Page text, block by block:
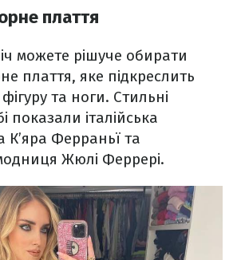
плаття
можете рішуче обирати
плаття, яке підкреслить
та ноги. Стильні
показали італійська
К’яра Ферраньї та
Жюлі Феррері.